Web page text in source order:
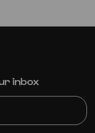
Bauplan
inbox